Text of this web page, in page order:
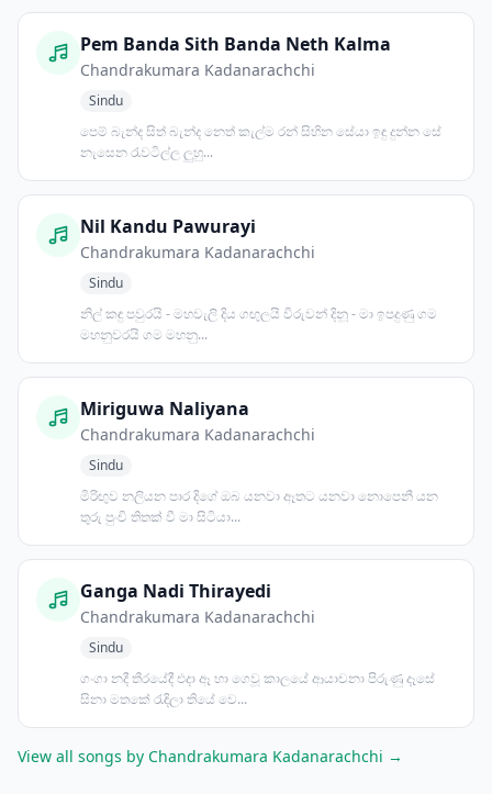
Pem Banda Sith Banda Neth Kalma
Chandrakumara Kadanarachchi
Sindu
පෙම් බැන්ද සිත් බැන්ද නෙත් කැල්ම රන් සිහින සේයා ඉඳු දුන්න සේ
නැසෙන රැවටිල්ල ලුහු...
Nil Kandu Pawurayi
Chandrakumara Kadanarachchi
Sindu
නිල් කඳු පවුරයි - මහවැලි දිය ගඟුලයි විරුවන් දිනූ - මා ඉපදුණු ගම
මහනුවරයි ගම මහනු...
Miriguwa Naliyana
Chandrakumara Kadanarachchi
Sindu
මිරිඟුව නලියන පාර දිගේ ඔබ යනවා ඈතට යනවා නොපෙනී යන
තුරු පුංචි තිතක් වී මා සිටියා...
Ganga Nadi Thirayedi
Chandrakumara Kadanarachchi
Sindu
ගංගා නදී තීරයේදී එදා ඈ හා ගෙවූ කාලයේ ආයාචනා පිරුණු දෑසේ
සිනා මතකේ රැඳිලා තියේ වෙ...
View all songs by Chandrakumara Kadanarachchi →